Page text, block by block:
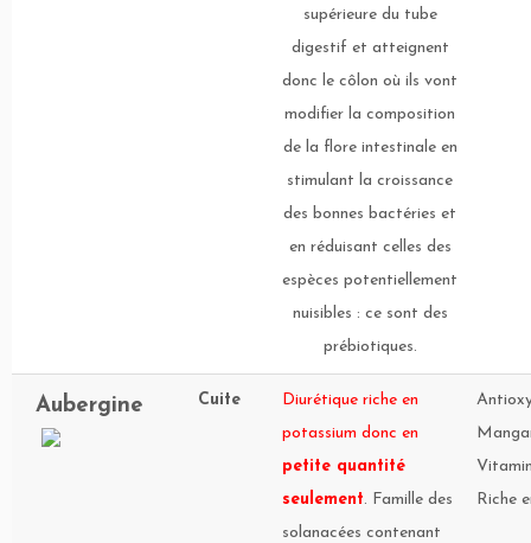
supérieure du tube
digestif et atteignent
donc le côlon où ils vont
modifier la composition
de la flore intestinale en
stimulant la croissance
des bonnes bactéries et
en réduisant celles des
espèces potentiellement
nuisibles : ce sont des
prébiotiques.
Aubergine Cuite
Diurétique riche en
potassium donc en
petite quantité
seulement. Famille des
solanacées contenant
Riche